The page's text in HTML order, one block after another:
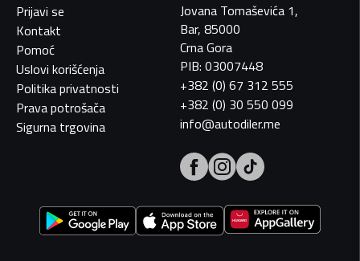
Prijavi se
Kontakt
Pomoć
Uslovi korišćenja
Politika privatnosti
Prava potrošača
Sigurna trgovina
Jovana Tomaševića 1,
Bar, 85000
Crna Gora
PIB: 03007448
+382 (0) 67 312 555
+382 (0) 30 550 099
info@autodiler.me